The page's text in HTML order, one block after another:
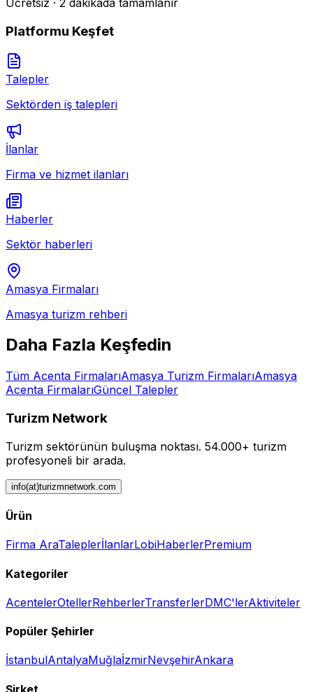
Ücretsiz · 2 dakikada tamamlanır
Platformu Keşfet
Talepler
Sektörden iş talepleri
İlanlar
Firma ve hizmet ilanları
Haberler
Sektör haberleri
Amasya Firmaları
Amasya turizm rehberi
Daha Fazla Keşfedin
Tüm Acenta FirmalarıAmasya Turizm FirmalarıAmasya
Acenta FirmalarıGüncel Talepler
Turizm Network
Turizm sektörünün buluşma noktası. 54.000+ turizm
profesyoneli bir arada.
info(at)turizmnetwork.com
Ürün
Firma AraTaleplerİlanlarLobiHaberlerPremium
Kategoriler
AcentelerOtellerRehberlerTransferlerDMC'lerAktiviteler
Popüler Şehirler
İstanbulAntalyaMuğlaİzmirNevşehirAnkara
Şirket